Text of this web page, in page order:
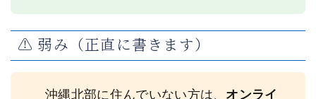
⚠️ 弱み（正直に書きます）
沖縄北部に住んでいない方は、 オンライ